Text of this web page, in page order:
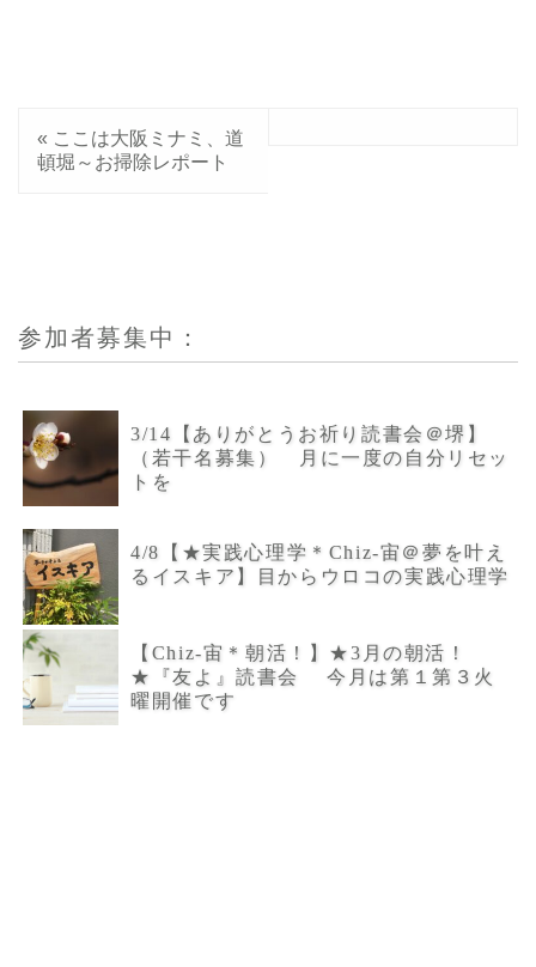
« ここは大阪ミナミ、道
頓堀～お掃除レポート
参加者募集中：
3/14【ありがとうお祈り読書会＠堺】
（若干名募集） 月に一度の自分リセッ
トを
4/8【★実践心理学＊Chiz-宙＠夢を叶え
るイスキア】目からウロコの実践心理学
【Chiz-宙＊朝活！】★3月の朝活！
★『友よ』読書会 今月は第１第３火
曜開催です